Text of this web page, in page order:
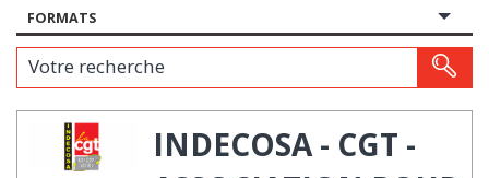
FORMATS
Votre recherche
INDECOSA - CGT -